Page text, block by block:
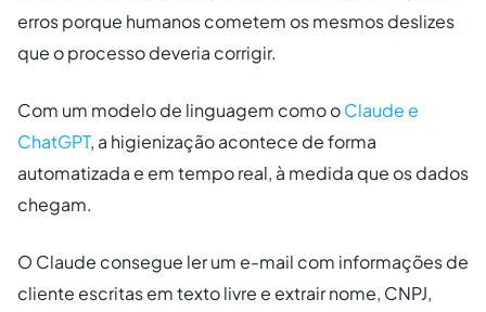
erros porque humanos cometem os mesmos deslizes
que o processo deveria corrigir.
Com um modelo de linguagem como oClaude e
ChatGPT, a higienização acontece de forma
automatizada e em tempo real, à medida que os dados
chegam.
O Claude consegue ler um e-mail com informações de
cliente escritas em texto livre e extrair nome, CNPJ,